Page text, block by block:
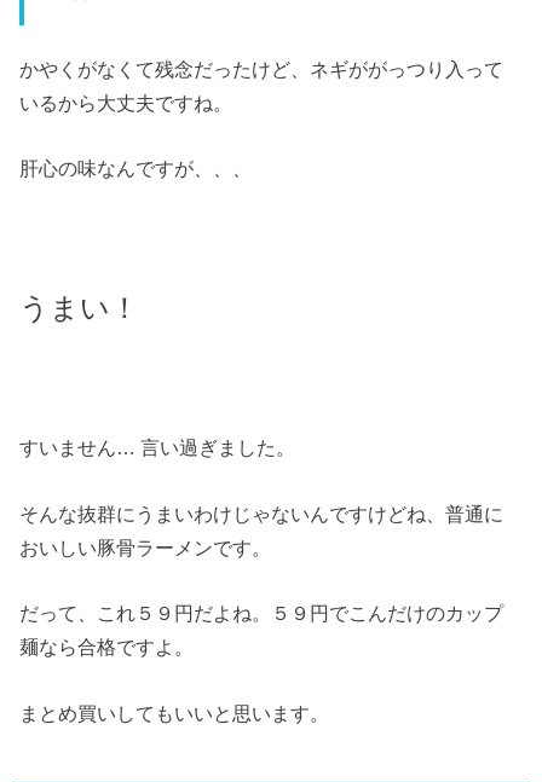
かやくがなくて残念だったけど、ネギががっつり入って
いるから大丈夫ですね。
肝心の味なんですが、、、
うまい！
すいません… 言い過ぎました。
そんな抜群にうまいわけじゃないんですけどね、普通に
おいしい豚骨ラーメンです。
だって、これ５９円だよね。５９円でこんだけのカップ
麺なら合格ですよ。
まとめ買いしてもいいと思います。